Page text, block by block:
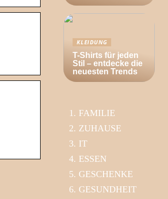
KLEIDUNG
T-Shirts für jeden
Stil – entdecke die
neuesten Trends
FAMILIE
ZUHAUSE
IT
ESSEN
GESCHENKE
GESUNDHEIT